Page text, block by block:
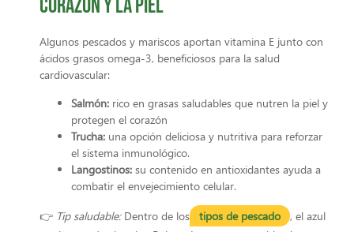
corazón y la piel
Algunos pescados y mariscos aportan vitamina E junto con
ácidos grasos omega-3, beneficiosos para la salud
cardiovascular:
Salmón: rico en grasas saludables que nutren la piel y
protegen el corazón
Trucha: una opción deliciosa y nutritiva para reforzar
el sistema inmunológico.
Langostinos: su contenido en antioxidantes ayuda a
combatir el envejecimiento celular.
👉 Tip saludable:Dentro de los tipos de pescado
, el azul